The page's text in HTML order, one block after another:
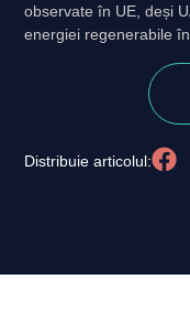
observate în UE, deși
energiei regenerabile
Distribuie articolul: